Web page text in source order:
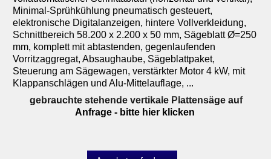
Minimal-Sprühkühlung pneumatisch gesteuert,
elektronische Digitalanzeigen, hintere Vollverkleidung,
Schnittbereich 58.200 x 2.200 x 50 mm, Sägeblatt Ø=250
mm, komplett mit abtastenden, gegenlaufenden
Vorritzaggregat, Absaughaube, Sägeblattpaket,
Steuerung am Sägewagen, verstärkter Motor 4 kW, mit
Klappanschlägen und Alu-Mittelauflage, ...
gebrauchte stehende vertikale Plattensäge auf
Anfrage - bitte hier klicken